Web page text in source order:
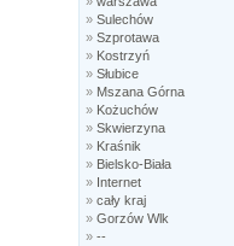
» Sulechów
» Szprotawa
» Kostrzyń
» Słubice
» Mszana Górna
» Kożuchów
» Skwierzyna
» Kraśnik
» Bielsko-Biała
» Internet
» cały kraj
» Gorzów Wlk
» --